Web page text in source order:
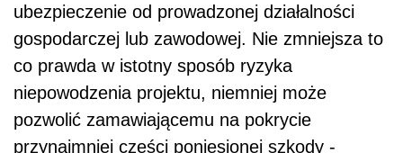
ubezpieczenie od prowadzonej działalności
gospodarczej lub zawodowej. Nie zmniejsza to
co prawda w istotny sposób ryzyka
niepowodzenia projektu, niemniej może
pozwolić zamawiającemu na pokrycie
przynajmniej części poniesionej szkody -